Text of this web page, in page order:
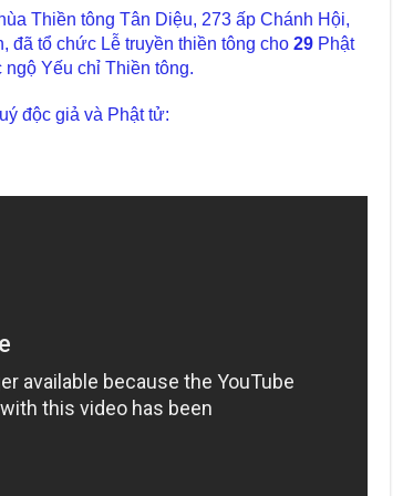
Thiền tông Tân Diệu, 273 ấp Chánh Hội,
đã tổ chức Lễ truyền thiền tông cho 29Phật
Yếu chỉ Thiền tông.
độc giả và Phật tử: